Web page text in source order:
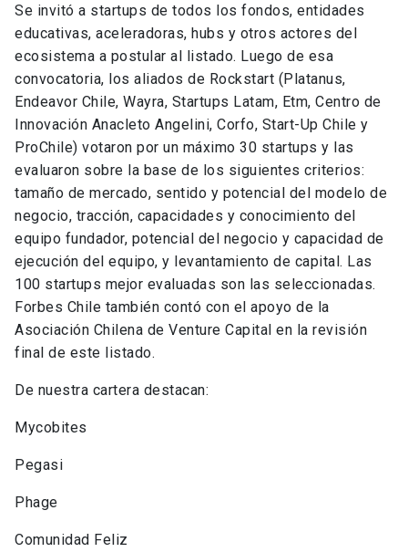
Se invitó a startups de todos los fondos, entidades
educativas, aceleradoras, hubs y otros actores del
ecosistema a postular al listado. Luego de esa
convocatoria, los aliados de Rockstart (Platanus,
Endeavor Chile, Wayra, Startups Latam, Etm, Centro de
Innovación Anacleto Angelini, Corfo, Start-Up Chile y
ProChile) votaron por un máximo 30 startups y las
evaluaron sobre la base de los siguientes criterios:
tamaño de mercado, sentido y potencial del modelo de
negocio, tracción, capacidades y conocimiento del
equipo fundador, potencial del negocio y capacidad de
ejecución del equipo, y levantamiento de capital. Las
100 startups mejor evaluadas son las seleccionadas.
Forbes Chile también contó con el apoyo de la
Asociación Chilena de Venture Capital en la revisión
final de este listado.
De nuestra cartera destacan:
Mycobites
Pegasi
Phage
Comunidad Feliz